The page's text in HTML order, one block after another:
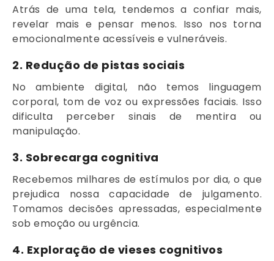
Atrás de uma tela, tendemos a confiar mais,
revelar mais e pensar menos. Isso nos torna
emocionalmente acessíveis e vulneráveis.
2. Redução de pistas sociais
No ambiente digital, não temos linguagem
corporal, tom de voz ou expressões faciais. Isso
dificulta perceber sinais de mentira ou
manipulação.
3. Sobrecarga cognitiva
Recebemos milhares de estímulos por dia, o que
prejudica nossa capacidade de julgamento.
Tomamos decisões apressadas, especialmente
sob emoção ou urgência.
4. Exploração de vieses cognitivos